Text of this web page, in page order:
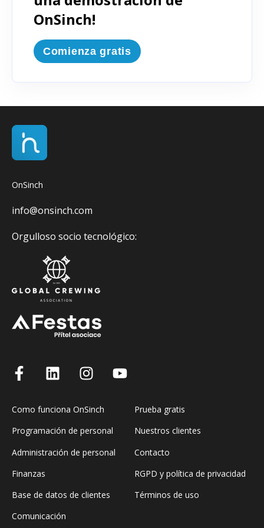
OnSinch!
Comienza gratis
OnSinch
info@onsinch.com
Orgulloso socio tecnológico:
Como funciona OnSinch
Programación de personal
Administración de personal
Finanzas
Base de datos de clientes
Comunicación
Prueba gratis
Nuestros clientes
Contacto
RGPD y política de privacidad
Términos de uso